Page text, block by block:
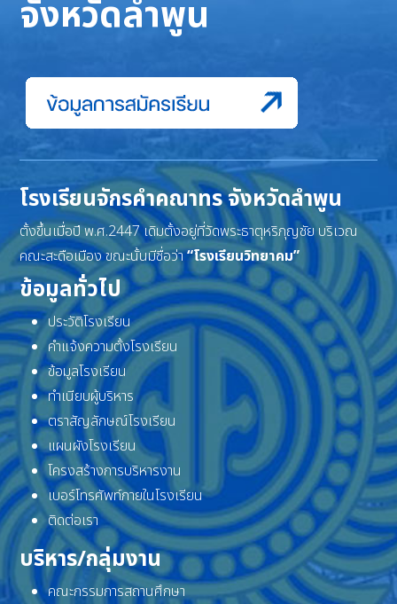
จังหวัดลำพูน
โรงเรียนจักรคำคณาทร จังหวัดลำพูน
ตั้งขึ้นเมื่อปี พ.ศ.2447 เดิมตั้งอยู่ที่วัดพระธาตุหริภุญชัย บริเวณ
คณะสะดือเมือง ขณะนั้นมีชื่อว่า“โรงเรียนวิทยาคม”
ข้อมูลทั่วไป
ประวัติโรงเรียน
คำแจ้งความตั้งโรงเรียน
ข้อมูลโรงเรียน
ทำเนียบผู้บริหาร
ตราสัญลักษณ์โรงเรียน
แผนผังโรงเรียน
โครงสร้างการบริหารงาน
เบอร์โทรศัพท์ภายในโรงเรียน
ติดต่อเรา
บริหาร/กลุ่มงาน
คณะกรรมการสถานศึกษา